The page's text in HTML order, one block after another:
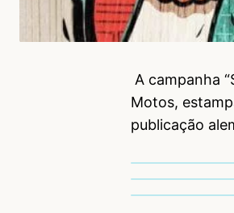
A campanha
Motos,
publicação